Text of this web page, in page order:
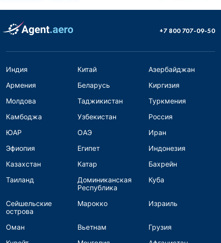
+7 800 707-09-50
Индия Китай
Азербайджан
Армения
Беларусь
Киргизия
Молдова
Таджикистан
Туркмения
Камбоджа
Узбекистан
Россия
ЮАР
ОАЭ
Иран
Эфиопия
Египет
Индонезия
Казахстан
Катар
Бахрейн
Таиланд
Доминиканская
Республика
Куба
Сейшельские
острова
Марокко Израиль
Оман Вьетнам
Грузия